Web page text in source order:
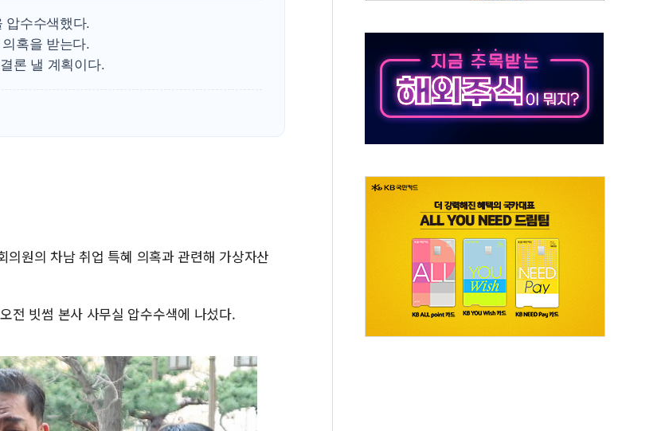
특정 정치인 측근 포항시 정책특보 내정설...포항시 '시끌'
李 "해남 태양광, 대한민국 다음 100년 밑거름…수도권 집중 완화 전환점"
李 대통령, '6시간 마라톤 부동산 2차 회의' 주재… "전폭적 공급 확대·속도전 총력"
이란와이어 "이란 최고지도자 위독…곧 사망해도 놀랍지 않아"
압수수색했다.
혹을 받는다.
론 낼 계획이다.
원의 차남 취업 특혜 의혹과 관련해 가상자산
전 빗썸 본사 사무실 압수수색에 나섰다.